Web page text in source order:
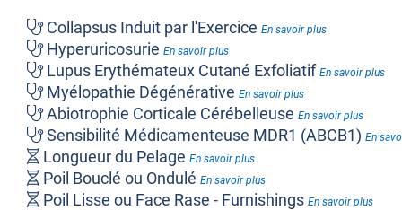
Collapsus Induit par l'Exercice En savoir plus
Hyperuricosurie En savoir plus
Lupus Erythémateux Cutané Exfoliatif En savoir plus
Myélopathie Dégénérative En savoir plus
Abiotrophie Corticale Cérébelleuse En savoir plus
Sensibilité Médicamenteuse MDR1 (ABCB1) En
Longueur du Pelage En savoir plus
Poil Bouclé ou Ondulé En savoir plus
Poil Lisse ou Face Rase - Furnishings En savoir plus